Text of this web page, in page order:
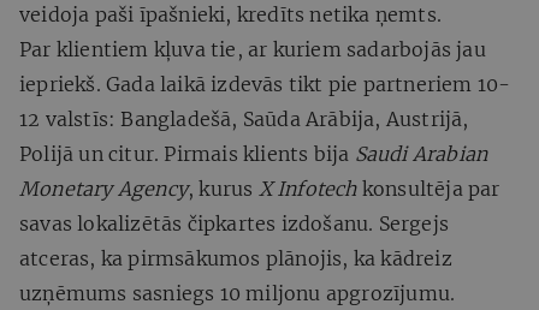
veidoja paši īpašnieki, kredīts netika ņemts.
Par klientiem kļuva tie, ar kuriem sadarbojās jau
iepriekš. Gada laikā izdevās tikt pie partneriem 10-
12 valstīs: Bangladešā, Saūda Arābija, Austrijā,
Polijā un citur. Pirmais klients bija Saudi Arabian
Monetary Agency, kurus X Infotechkonsultēja par
savas lokalizētās čipkartes izdošanu. Sergejs
atceras, ka pirmsākumos plānojis, ka kādreiz
uzņēmums sasniegs 10 miljonu apgrozījumu.